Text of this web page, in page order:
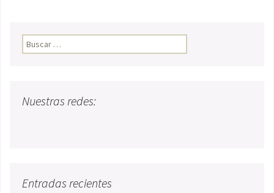
Buscar:
Nuestras redes:
Entradas recientes